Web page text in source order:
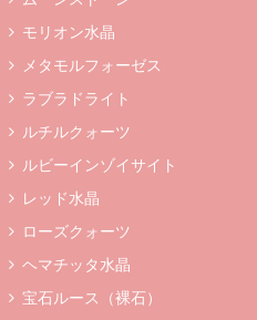
モリオン水晶
メタモルフォーゼス
ラブラドライト
ルチルクォーツ
ルビーインゾイサイト
レッド水晶
ローズクォーツ
ヘマチッタ水晶
宝石ルース（裸石）